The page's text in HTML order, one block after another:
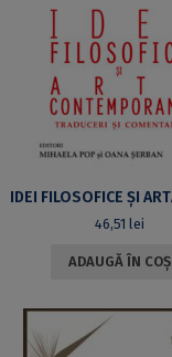
46,51 lei
ADAUGĂ ÎN COȘ